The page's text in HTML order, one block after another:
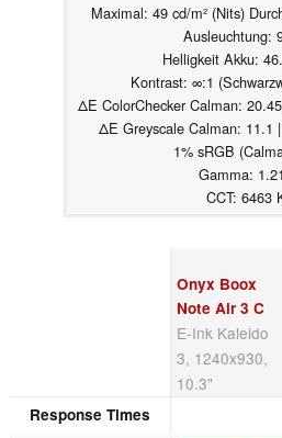
Maximal: 49 cd/m² (Nits)
Ausleuchtung:
Helligkeit Akku:
Kontrast: ∞:1
ΔE ColorChecker Calman:
ΔE Greyscale Calman: 11.1
1% sRGB
Gamma:
CCT: 6463
Onyx Boox
Note Air 3 C
E-Ink Kaleido
3, 1240x930,
10.3"
Response Times